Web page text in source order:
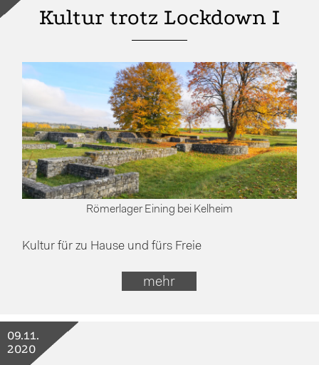
Kultur trotz Lockdown I
Römerlager Eining bei Kelheim
Kultur für zu Hause und fürs Freie
mehr
09.11.
2020